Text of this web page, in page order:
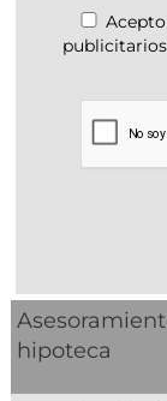
hipoteca